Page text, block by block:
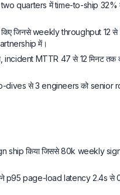
quarters में time-to-ship 32%
जिनसे weekly throughput 12 से
में।
MTTR 47 से 12 मिनट तक
से 3 engineers को senior
किया जिससे 80k weekly
p95 page-load latency 2.4s से